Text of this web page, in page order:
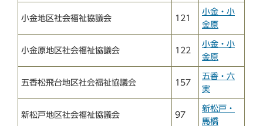
小金地区社会福祉協議会 121
小金・小
金原
小金原地区社会福祉協議会 122
小金・小
金原
五香松飛台地区社会福祉協議会 157
五香・六
実
新松戸地区社会福祉協議会 97
新松戸・
馬橋